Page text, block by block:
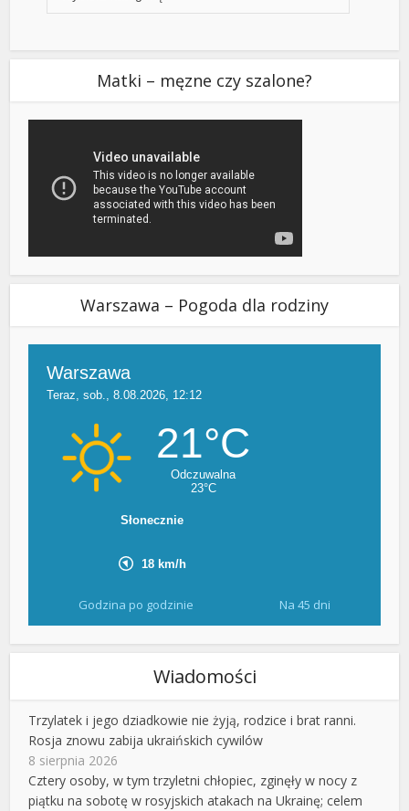
Matki – męzne czy szalone?
Warszawa – Pogoda dla rodziny
Godzina po godzinie Na 45 dni
Wiadomości
Trzylatek i jego dziadkowie nie żyją, rodzice i brat ranni.
Rosja znowu zabija ukraińskich cywilów
8 sierpnia 2026
Cztery osoby, w tym trzyletni chłopiec, zginęły w nocy z
piątku na sobotę w rosyjskich atakach na Ukrainę; celem